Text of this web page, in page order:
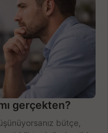
gerçekten?
bütçe,